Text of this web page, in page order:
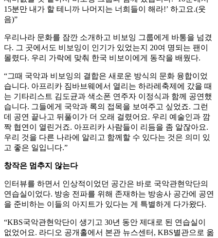
15분만 내가 할 테니까 나머지는 너희들이 해라!’ 하고요.(웃
음)”
우리나라 문화를 잠깐 소개하고 비보잉 그룹에게 바통을 넘겼
다. 그 곳에서도 비보잉이 인기가 있었는지 20여 명되는 팬이
몰렸다. 우리 가락에 맞춰 한국 비보이에게 동작을 배웠다.
“그때 국악과 비보잉의 결합은 새로운 방식의 문화 융합이었
습니다. 아프리카 짐바브웨에서 열리는 하라레축제에 갔을 때
는 기타리스트 김도균과 색소폰 연주자 이정식과 함께 공연했
습니다. 그들에게 국악과 록의 접목을 보여주고 싶었죠. 그런
데 공연 끝나고 뒤풀이가 더 오래 걸렸어요. 우리 예술인과 깜
짝 협연이 열린거죠. 아프리카 사람들이 리듬을 좀 알잖아요.
우리 것을 다른 나라에 알리고 함께할 수 있다는 것은 의미 있
고 좋은 일입니다.”
창작은 멈추지 않는다
인터뷰를 하면서 인상적이었던 공간은 바로 국악관현악단의
연습실이었다. 방송 전파를 위해 존재하는 방송사 공간에 공연
을 준비하는 이들의 아지트가 있다는 게 특별하게 다가왔다.
“KBS국악관현악단이 생기고 30년 동안 제대로 된 연습실이
없었어요. 라디오 공개홀에서 본관 뉴스센터, KBS별관으로 옮